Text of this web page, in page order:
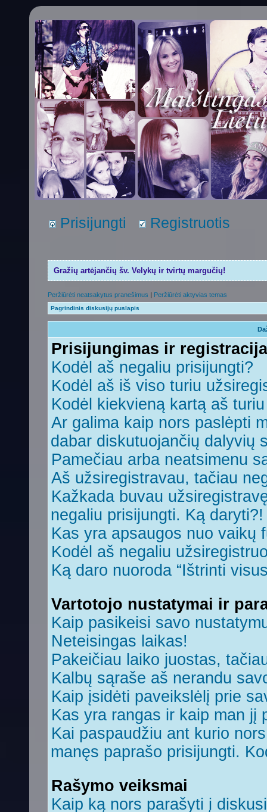
Prisijungti Registruotis
Gražių artėjančių šv. Velykų ir tvirtų margučių!
Peržiūrėti neatsakytus pranešimus | Peržiūrėti aktyvias temas
Pagrindinis diskusijų puslapis
Prisijungimas ir registracija
Kodėl aš negaliu prisijungti?
Kodėl aš iš viso turiu
Kodėl kiekvieną kartą aš
Ar galima kaip nors paslėpti
dabar diskutuojančių dalyvių
Pamečiau arba neatsimenu
Aš užsiregistravau, tačiau
Kažkada buvau
negaliu prisijungti. Ką daryti?!
Kas yra apsaugos nuo vaikų
Kodėl aš negaliu
Ką daro nuoroda “Ištrinti
Vartotojo nustatymai ir
Kaip pasikeisi savo
Neteisingas laikas!
Pakeičiau laiko juostas,
Kalbų sąraše aš nerandu
Kaip įsidėti paveikslėlį prie
Kas yra rangas ir kaip man jį
Kai paspaudžiu ant kurio
manęs paprašo prisijungti.
Rašymo veiksmai
Kaip ką nors parašyti į